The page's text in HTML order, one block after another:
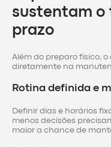
sustentam o
prazo
Além do preparo físico,
diretamente na
Rotina definida e
Definir dias e horários
menos decisões
maior a chance de